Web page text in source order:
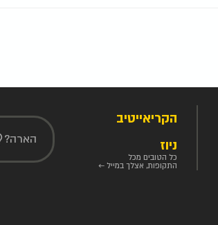
הקריאייטיב
ניוז
כל הטובים מכל
התקופות, אצלך במייל ←
הארה?